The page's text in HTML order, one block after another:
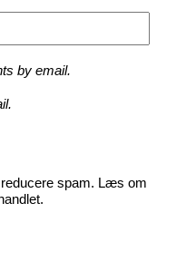
by email.
spam. Læs om
.